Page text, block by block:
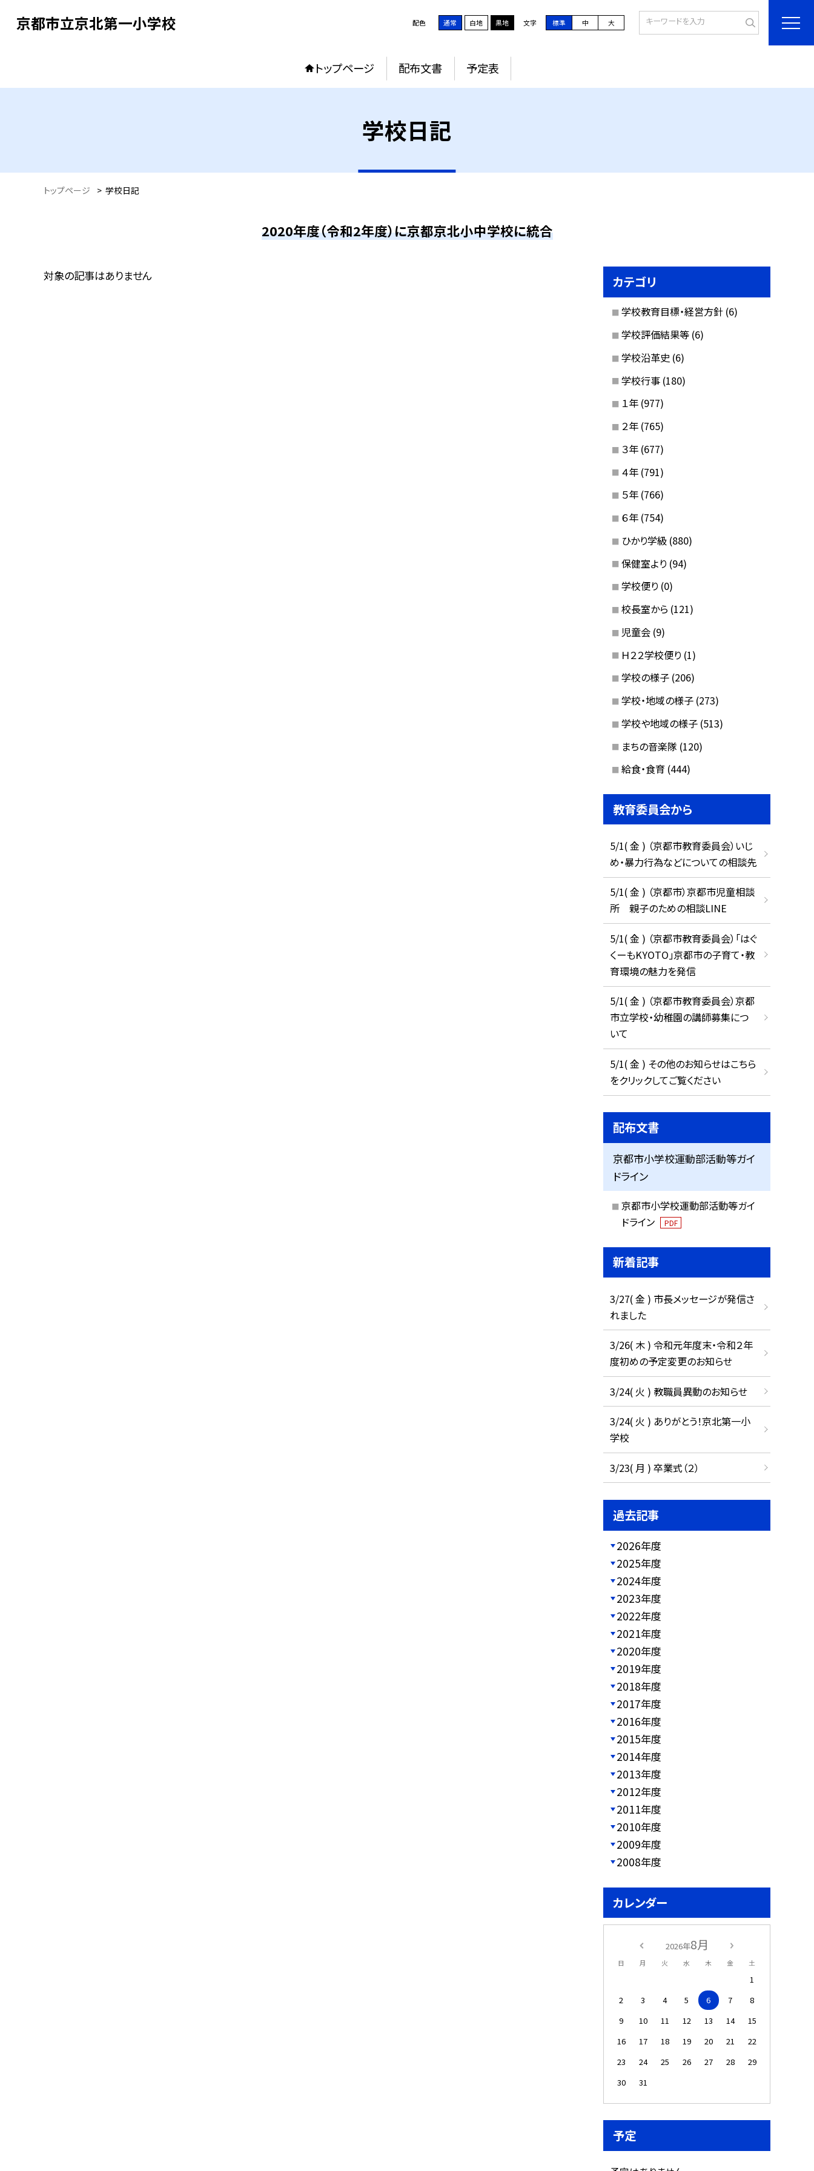
京都市立京北第一小学校 配色 通常 白地 黒地 文字 標準 中 大
トップページ 配布文書 予定表
学校日記
トップページ > 学校日記
2020年度（令和2年度）に京都京北小中学校に統合
対象の記事はありません カテゴリ
学校教育目標・経営方針 (6)
学校評価結果等 (6)
学校沿革史 (6)
学校行事 (180)
１年 (977)
２年 (765)
３年 (677)
４年 (791)
５年 (766)
６年 (754)
ひかり学級 (880)
保健室より (94)
学校便り (0)
校長室から (121)
児童会 (9)
Ｈ２２学校便り (1)
学校の様子 (206)
学校・地域の様子 (273)
学校や地域の様子 (513)
まちの音楽隊 (120)
給食・食育 (444)
教育委員会から
5/1( 金 ) （京都市教育委員会）いじ
め・暴力行為などについての相談先
5/1( 金 ) （京都市）京都市児童相談
所 親子のための相談LINE
5/1( 金 ) （京都市教育委員会）「はぐ
くーもKYOTO」京都市の子育て・教
育環境の魅力を発信
5/1( 金 ) （京都市教育委員会）京都
市立学校・幼稚園の講師募集につ
いて
5/1( 金 ) その他のお知らせはこちら
をクリックしてご覧ください
配布文書
京都市小学校運動部活動等ガイ
ドライン
京都市小学校運動部活動等ガイ
ドライン
PDF
新着記事
3/27( 金 ) 市長メッセージが発信さ
れました
3/26( 木 ) 令和元年度末・令和２年
度初めの予定変更のお知らせ
3/24( 火 ) 教職員異動のお知らせ
3/24( 火 ) ありがとう！京北第一小
学校
3/23( 月 ) 卒業式（２）
過去記事
2026年度
2025年度
2024年度
2023年度
2022年度
2021年度
2020年度
2019年度
2018年度
2017年度
2016年度
2015年度
2014年度
2013年度
2012年度
2011年度
2010年度
2009年度
2008年度
カレンダー
2026年8月
日 月 火 水 木 金 土
1
2
3 4 5 6 7
8
9
10 11 12 13 14
15
16
17 18 19 20 21
22
23
24 25 26 27 28
29
30
31
予定